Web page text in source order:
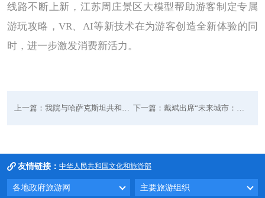
线路不断上新，江苏周庄景区大模型帮助游客制定专属
游玩攻略， VR、AI等新技术在为游客创造全新体验的同
时，进一步激发消费新活力 。
上一篇：我院与哈萨克斯坦共和国突厥斯坦州第一副州长祖尔富哈尔·朱尔达 下一篇：戴斌出席“未来城市：莫斯科与北京战略关系的协同作用”会议并做
友情链接： 中华人民共和国文化和旅游部
各地政府旅游网 主要旅游组织